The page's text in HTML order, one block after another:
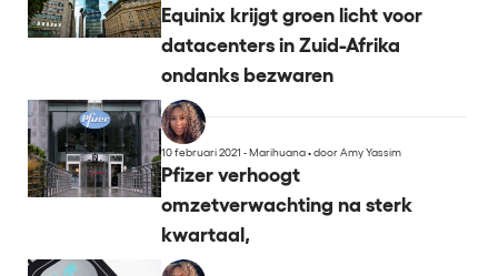
Equinix krijgt groen licht voor
datacenters in Zuid-Afrika
ondanks bezwaren
10 februari 2021 - Marihuana•door Amy Yassim
Pfizer verhoogt
omzetverwachting na sterk
kwartaal,